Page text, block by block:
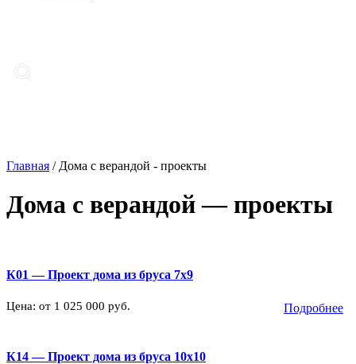
Главная / Дома с верандой - проекты
Дома с верандой — проекты
К01 — Проект дома из бруса 7х9
Цена: от 1 025 000 руб. Подробнее
К14 — Проект дома из бруса 10х10